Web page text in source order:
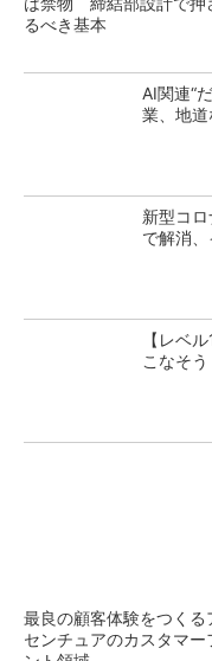
るべき基本
AI関連“
業、地
新型コ
で解消
【レベ
こなそう
最良の顧客体験をつくる
センチュアのカスタマー